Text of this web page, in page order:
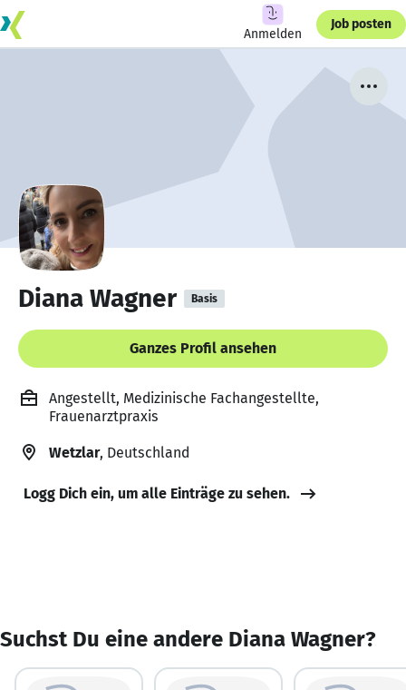
Anmelden
Job posten
Diana Wagner Basis
Ganzes Profil ansehen
Angestellt, Medizinische Fachangestellte,
Frauenarztpraxis
Wetzlar, Deutschland
Logg Dich ein, um alle Einträge zu sehen.
Suchst Du eine andere Diana Wagner?